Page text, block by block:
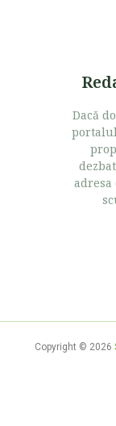
Dacă
adresa
Copyright © 2026